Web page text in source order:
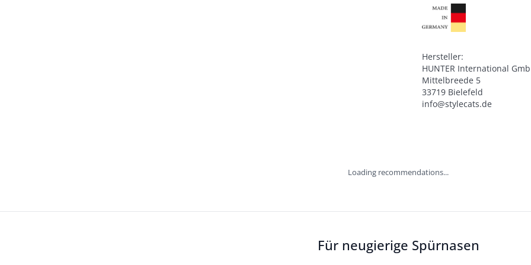
Hersteller:
HUNTER International
Mittelbreede 5
33719 Bielefeld
info@stylecats.de
Loading recommendations...
Für neugierige Spürnasen